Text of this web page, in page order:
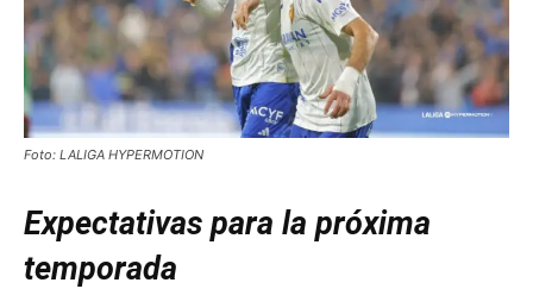
Foto: LALIGA HYPERMOTION
Expectativas para la próxima
temporada